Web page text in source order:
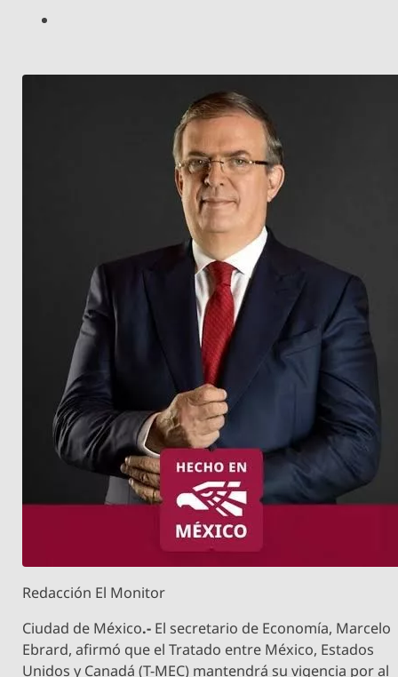
Redacción El Monitor
Ciudad de México.- El secretario de Economía, Marcelo
Ebrard, afirmó que el Tratado entre México, Estados
Unidos y Canadá (T-MEC) mantendrá su vigencia por al